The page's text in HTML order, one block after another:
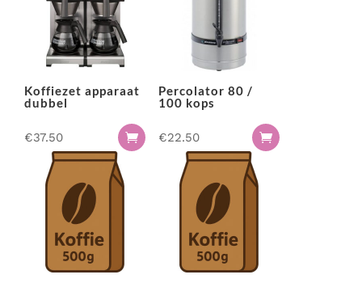
Koffiezet apparaat
dubbel
€37.50 
Percolator 80 /
100 kops
€22.50 